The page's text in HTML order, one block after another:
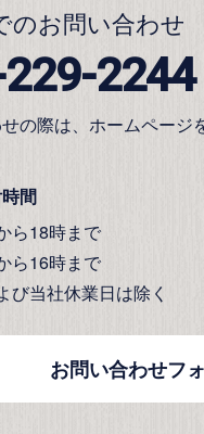
のお問い合わせ
2244
の際は、ホームページ
間
ら18時まで
ら16時まで
び当社休業日は除く
お問い合わせフ